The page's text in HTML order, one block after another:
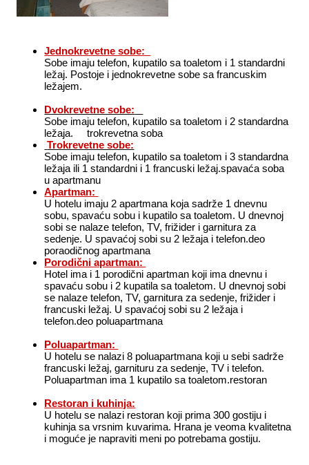
Jednokrevetne sobe:
Sobe imaju telefon, kupatilo sa toaletom i 1 standardni
ležaj. Postoje i jednokrevetne sobe sa francuskim
ležajem.
Dvokrevetne sobe:
Sobe imaju telefon, kupatilo sa toaletom i 2 standardna
ležaja. trokrevetna soba
Trokrevetne sobe:
Sobe imaju telefon, kupatilo sa toaletom i 3 standardna
ležaja ili 1 standardni i 1 francuski ležaj.spavaća soba
u apartmanu
Apartman:
U hotelu imaju 2 apartmana koja sadrže 1 dnevnu
sobu, spavaću sobu i kupatilo sa toaletom. U dnevnoj
sobi se nalaze telefon, TV, frižider i garnitura za
sedenje. U spavaćoj sobi su 2 ležaja i telefon.deo
poraodičnog apartmana
Porodični apartman:
Hotel ima i 1 porodični apartman koji ima dnevnu i
spavaću sobu i 2 kupatila sa toaletom. U dnevnoj sobi
se nalaze telefon, TV, garnitura za sedenje, frižider i
francuski ležaj. U spavaćoj sobi su 2 ležaja i
telefon.deo poluapartmana
Poluapartman:
U hotelu se nalazi 8 poluapartmana koji u sebi sadrže
francuski ležaj, garnituru za sedenje, TV i telefon.
Poluapartman ima 1 kupatilo sa toaletom.restoran
Restoran i kuhinja:
U hotelu se nalazi restoran koji prima 300 gostiju i
kuhinja sa vrsnim kuvarima. Hrana je veoma kvalitetna
i moguće je napraviti meni po potrebama gostiju.